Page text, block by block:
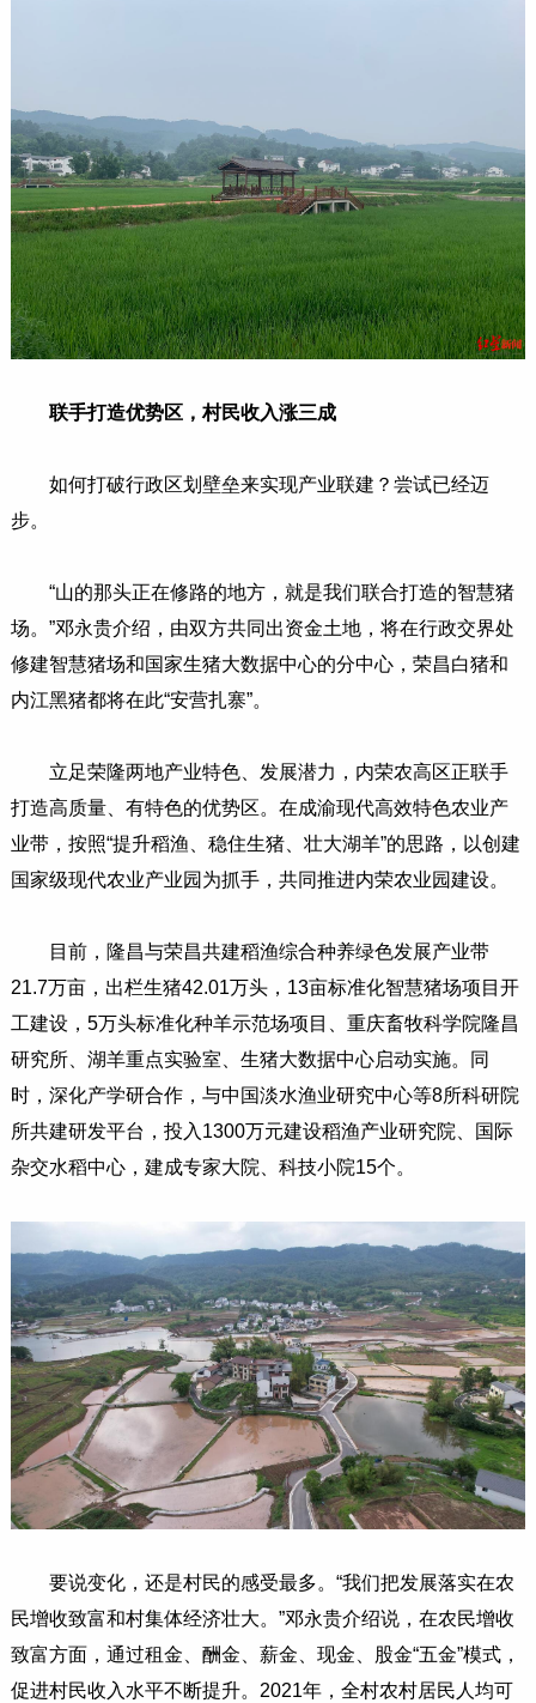
联手打造优势区，村民收入涨三成
如何打破行政区划壁垒来实现产业联建？尝试已经迈
步。
“山的那头正在修路的地方，就是我们联合打造的智慧猪
场。”邓永贵介绍，由双方共同出资金土地，将在行政交界处
修建智慧猪场和国家生猪大数据中心的分中心，荣昌白猪和
内江黑猪都将在此“安营扎寨”。
立足荣隆两地产业特色、发展潜力，内荣农高区正联手
打造高质量、有特色的优势区。在成渝现代高效特色农业产
业带，按照“提升稻渔、稳住生猪、壮大湖羊”的思路，以创建
国家级现代农业产业园为抓手，共同推进内荣农业园建设。
目前，隆昌与荣昌共建稻渔综合种养绿色发展产业带
21.7万亩，出栏生猪42.01万头，13亩标准化智慧猪场项目开
工建设，5万头标准化种羊示范场项目、重庆畜牧科学院隆昌
研究所、湖羊重点实验室、生猪大数据中心启动实施。同
时，深化产学研合作，与中国淡水渔业研究中心等8所科研院
所共建研发平台，投入1300万元建设稻渔产业研究院、国际
杂交水稻中心，建成专家大院、科技小院15个。
要说变化，还是村民的感受最多。“我们把发展落实在农
民增收致富和村集体经济壮大。”邓永贵介绍说，在农民增收
致富方面，通过租金、酬金、薪金、现金、股金“五金”模式，
促进村民收入水平不断提升。2021年，全村农村居民人均可